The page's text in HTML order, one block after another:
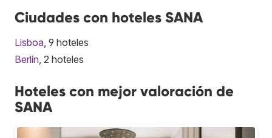
Ciudades con hoteles SANA
Lisboa , 9 hoteles
Berlín , 2 hoteles
Hoteles con mejor valoración de
SANA